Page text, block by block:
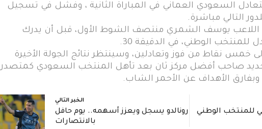
السعودي العماني في المباراة الثانية ، وفشل في تسجيل
التالي مباشرة.
يوسف الشمري منتصف الشوط الأول، قبل أن يدرك
للمنتخب الوطني، في الدقيقة 30.
خمس نقاط من فوز وتعادلين، وسينتظر نتائج الجولة الأخيرة
لتحديد صاحب أفضل مركز ثان بعد تأهل المنتخب السعودي كمتصدر
الأهداف عن الأحمر الشاب.
للمنتخب الوطني
الخبر التالي
رونالدو يسجل ويعزز أسهمه.. يوم حافل
بالانتصارات